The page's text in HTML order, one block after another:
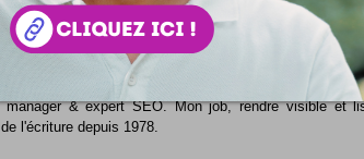
:
Save
manager & expert SEO. Mon job, rendre visible et
l'écriture depuis 1978.